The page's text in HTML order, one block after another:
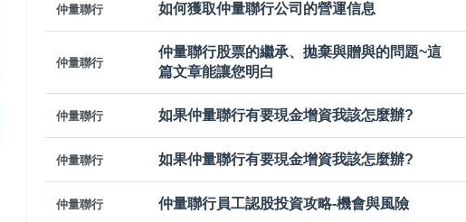
仲量聯行 如何獲取仲量聯行公司的營運信息
仲量聯行
仲量聯行股票的繼承、拋棄與贈與的問題~這
篇文章能讓您明白
仲量聯行 如果仲量聯行有要現金增資我該怎麼辦?
仲量聯行 如果仲量聯行有要現金增資我該怎麼辦?
仲量聯行 仲量聯行員工認股投資攻略-機會與風險